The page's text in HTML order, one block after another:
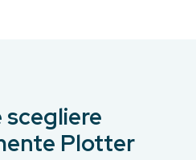
scegliere
Plotter